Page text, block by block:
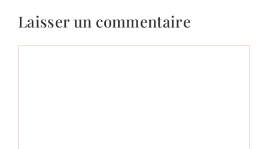
Laisser un commentaire